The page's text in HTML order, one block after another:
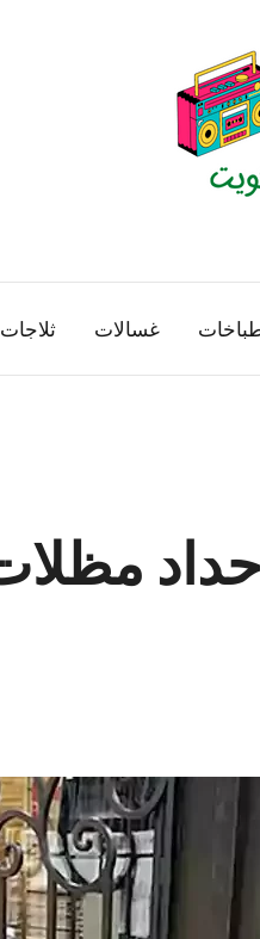
غسالات ثلاجات
حداد العيون هندي 66405051